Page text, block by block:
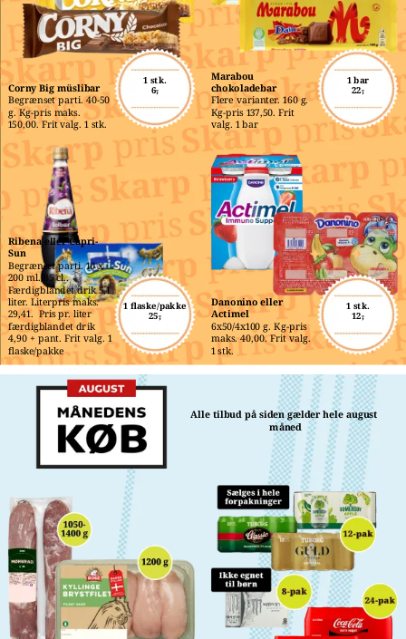
1 stk.
6,-
Corny Big müslibar
Begrænset parti. 40-50
g. Kg-pris maks.
150,00. Frit valg. 1 stk.
1 bar
22,-
Marabou
chokoladebar
Flere varianter. 160 g.
Kg-pris 137,50. Frit
valg. 1 bar
1 flaske/pakke
25,-
Ribena eller Capri-
Sun
Begrænset parti. 10 x
200 ml./85 cl..
Færdigblandet drik 5,1
liter. Literpris maks.
29,41.  Pris pr. liter
færdigblandet drik
4,90 + pant. Frit valg. 1
flaske/pakke
1 stk.
12,-
Danonino eller
Actimel
6x50/4x100 g. Kg-pris
maks. 40,00. Frit valg.
1 stk.
Alle tilbud på siden gælder hele august
måned